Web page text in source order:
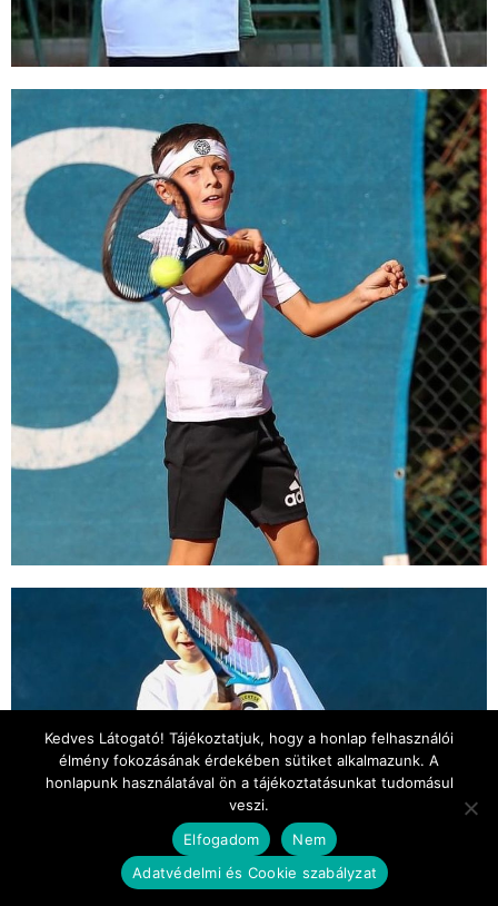
Kedves Látogató! Tájékoztatjuk, hogy a honlap felhasználói
élmény fokozásának érdekében sütiket alkalmazunk. A
honlapunk használatával ön a tájékoztatásunkat tudomásul
veszi.
Elfogadom
Nem
Adatvédelmi és Cookie szabályzat